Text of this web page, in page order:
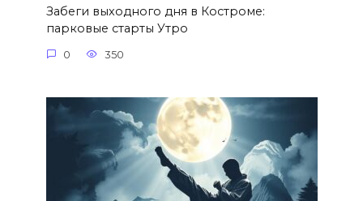
Забеги выходного дня в Костроме:
парковые старты Утро
0 350